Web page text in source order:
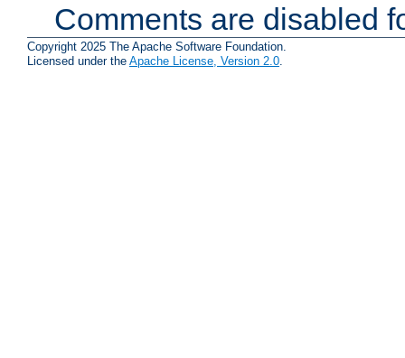
Comments are disabled
Copyright 2025 The Apache Software Foundation.
Licensed under the Apache License, Version 2.0.